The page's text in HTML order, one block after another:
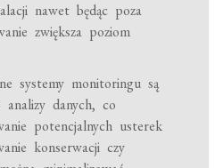
nawet będąc poza
zwiększa poziom
systemy monitoringu są
danych, co
potencjalnych usterek
konserwacji czy